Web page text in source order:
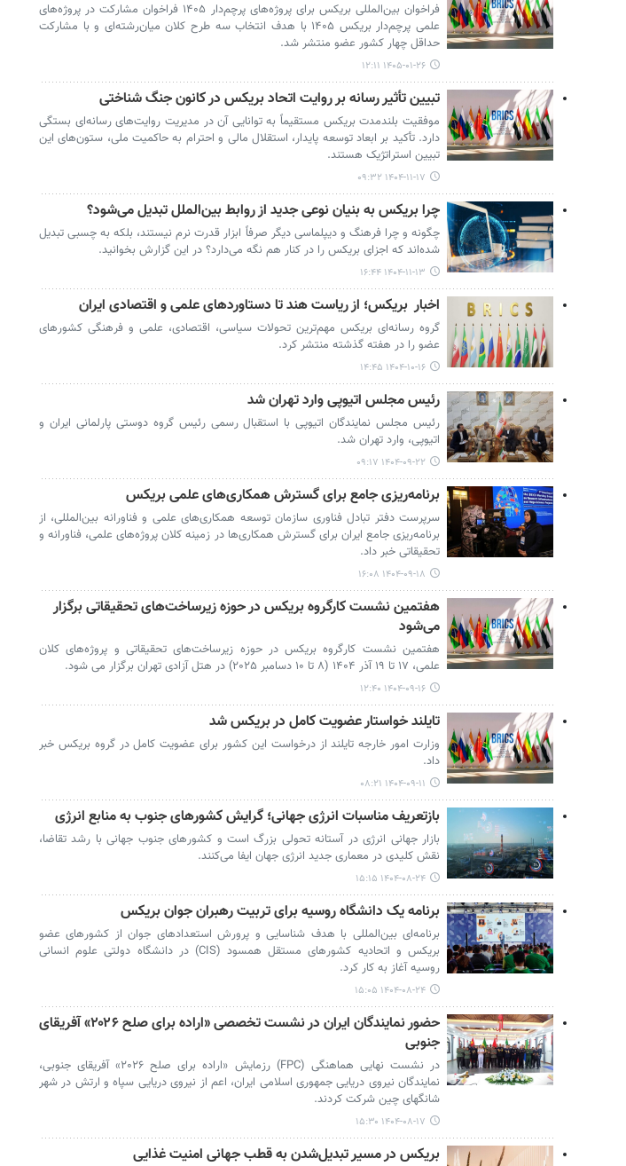
فراخوان بین‌المللی بریکس برای پروژه‌های پرچم‌دار ۱۴۰۵ فراخوان مشارکت در پروژه‌های
علمی پرچم‌دار بریکس ۱۴۰۵ با هدف انتخاب سه طرح کلان میان‌رشته‌ای و با مشارکت
حداقل چهار کشور عضو منتشر شد.
۱۴۰۵-۰۱-۲۶ ۱۲:۱۱
تبیین تأثیر رسانه بر روایت اتحاد بریکس در کانون جنگ شناختی
موفقیت بلندمدت بریکس مستقیماً به توانایی آن در مدیریت روایت‌های رسانه‌ای بستگی
دارد. تأکید بر ابعاد توسعه پایدار، استقلال مالی و احترام به حاکمیت ملی، ستون‌های این
تبیین استراتژیک هستند.
۱۴۰۴-۱۱-۱۷ ۰۹:۳۲
چرا بریکس به بنیان نوعی جدید از روابط بین‌الملل تبدیل می‌شود؟
چگونه و چرا فرهنگ و دیپلماسی دیگر صرفاً ابزار قدرت نرم نیستند، بلکه به چسبی تبدیل
شده‌اند که اجزای بریکس را در کنار هم نگه می‌دارد؟ در این گزارش بخوانید.
۱۴۰۴-۱۱-۱۳ ۱۶:۴۴
اخبار بریکس؛ از ریاست هند تا دستاوردهای علمی و اقتصادی ایران
گروه رسانه‌ای بریکس مهم‌ترین تحولات سیاسی، اقتصادی، علمی و فرهنگی کشورهای
عضو را در هفته گذشته منتشر کرد.
۱۴۰۴-۱۰-۱۶ ۱۴:۴۵
رئیس مجلس اتیوپی وارد تهران شد
رئیس مجلس نمایندگان اتیوپی با استقبال رسمی رئیس گروه دوستی پارلمانی ایران و
اتیوپی، وارد تهران شد.
۱۴۰۴-۰۹-۲۲ ۰۹:۱۷
برنامه‌ریزی جامع برای گسترش همکاری‌های علمی بریکس
سرپرست دفتر تبادل فناوری سازمان توسعه همکاری‌های علمی و فناورانه بین‌المللی، از
برنامه‌ریزی جامع ایران برای گسترش همکاری‌ها در زمینه کلان پروژه‌های علمی، فناورانه و
تحقیقاتی خبر داد.
۱۴۰۴-۰۹-۱۸ ۱۶:۰۸
هفتمین نشست کارگروه بریکس در حوزه زیرساخت‌های تحقیقاتی برگزار
می‌شود
هفتمین نشست کارگروه بریکس در حوزه زیرساخت‌های تحقیقاتی و پروژه‌های کلان
علمی، ۱۷ تا ۱۹ آذر ۱۴۰۴ (۸ تا ۱۰ دسامبر ۲۰۲۵) در هتل آزادی تهران برگزار می شود.
۱۴۰۴-۰۹-۱۶ ۱۲:۴۰
تایلند خواستار عضویت کامل در بریکس شد
وزارت امور خارجه تایلند از درخواست این کشور برای عضویت کامل در گروه بریکس خبر
داد.
۱۴۰۴-۰۹-۱۱ ۰۸:۲۱
بازتعریف مناسبات انرژی جهانی؛ گرایش کشورهای جنوب به منابع انرژی
بازار جهانی انرژی در آستانه تحولی بزرگ است و کشورهای جنوب جهانی با رشد تقاضا،
نقش کلیدی در معماری جدید انرژی جهان ایفا می‌کنند.
۱۴۰۴-۰۸-۲۴ ۱۵:۱۵
برنامه یک دانشگاه روسیه برای تربیت رهبران جوان بریکس
برنامه‌ای بین‌المللی با هدف شناسایی و پرورش استعدادهای جوان از کشورهای عضو
بریکس و اتحادیه کشورهای مستقل همسود (CIS) در دانشگاه دولتی علوم انسانی
روسیه آغاز به کار کرد.
۱۴۰۴-۰۸-۲۴ ۱۵:۰۵
حضور نمایندگان ایران در نشست تخصصی «اراده برای صلح ۲۰۲۶» آفریقای
جنوبی
در نشست نهایی هماهنگی (FPC) رزمایش «اراده برای صلح ۲۰۲۶» آفریقای جنوبی،
نمایندگان نیروی دریایی جمهوری اسلامی ایران، اعم از نیروی دریایی سپاه و ارتش در شهر
شانگهای چین شرکت کردند.
۱۴۰۴-۰۸-۱۷ ۱۵:۳۰
بریکس در مسیر تبدیل‌شدن به قطب جهانی امنیت غذایی